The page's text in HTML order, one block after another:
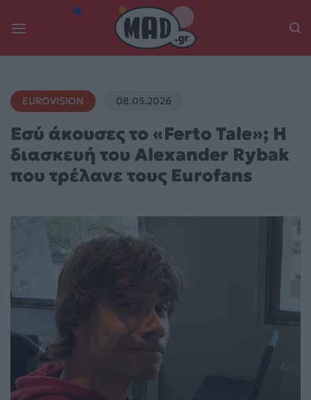
EUROVISION 08.05.2026
Εσύ άκουσες το «Ferto Tale»; Η
διασκευή του Alexander Rybak
που τρέλανε τους Eurofans